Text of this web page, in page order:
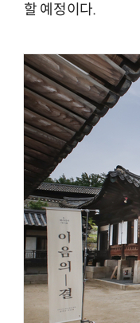
할 예정이다.